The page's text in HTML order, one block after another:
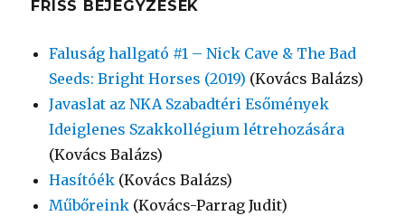
FRISS BEJEGYZÉSEK
Faluság hallgató #1 – Nick Cave & The Bad
Seeds: Bright Horses (2019) (Kovács Balázs)
Javaslat az NKA Szabadtéri Esőmények
Ideiglenes Szakkollégium létrehozására
(Kovács Balázs)
Hasítóék (Kovács Balázs)
Műbőreink (Kovács-Parrag Judit)